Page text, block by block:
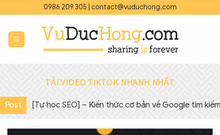
qua
nội
dung
0986 209 305 contact@vuduchong.com
TẢI VIDEO TIKTOK NHANH NHẤT
Post
◇ [Tự học SEO] – Kiến thức cơ bản về Google tìm kiếm